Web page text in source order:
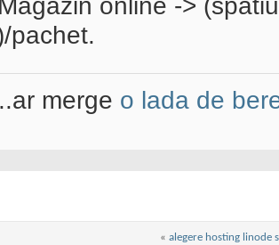
pachet.
merge o lada de
« alegere hosting linode